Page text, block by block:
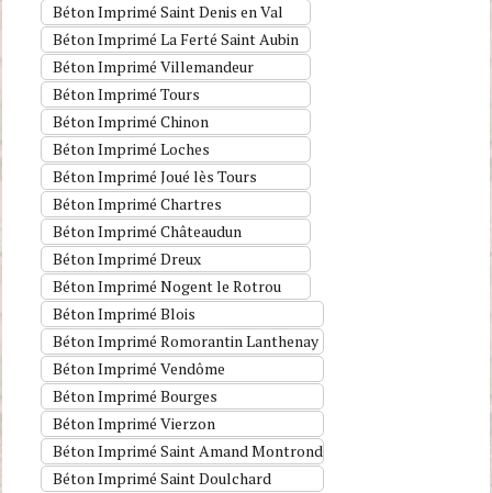
Béton Imprimé Saint Denis en Val
Béton Imprimé La Ferté Saint Aubin
Béton Imprimé Villemandeur
Béton Imprimé Tours
Béton Imprimé Chinon
Béton Imprimé Loches
Béton Imprimé Joué lès Tours
Béton Imprimé Chartres
Béton Imprimé Châteaudun
Béton Imprimé Dreux
Béton Imprimé Nogent le Rotrou
Béton Imprimé Blois
Béton Imprimé Romorantin Lanthenay
Béton Imprimé Vendôme
Béton Imprimé Bourges
Béton Imprimé Vierzon
Béton Imprimé Saint Amand Montrond
Béton Imprimé Saint Doulchard